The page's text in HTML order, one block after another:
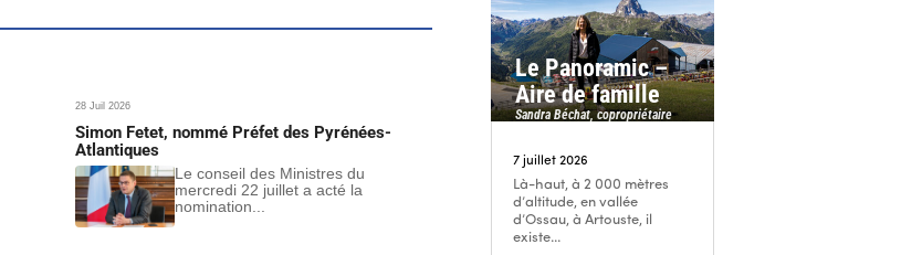
28 Juil 2026
Simon Fetet, nommé Préfet des Pyrénées-
Atlantiques
Le conseil des Ministres du
mercredi 22 juillet a acté la
nomination...
Le Panoramic –
Aire de famille
Sandra Béchat, copropriétaire
7 juillet 2026
Là-haut, à 2 000 mètres
d’altitude, en vallée
d’Ossau, à Artouste, il
existe...